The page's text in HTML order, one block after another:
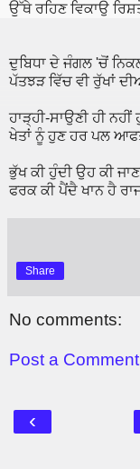
ਉੱਥੇ ਰਹਿਣ ਵਿਕਾਉ
ਦੁਬਿਧਾ ਦੇ ਜੰਗਲ 'ਚੋਂ
ਪੱਤਝੜ ਵਿੱਚ ਵੀ ਰੁੱਖਾਂ
ਹਾੜ੍ਹੀ-ਸਾਉਣੀ ਹੀ
ਖੇਤਾਂ ਨੂੰ ਹੁਣ ਹਰ ਪਲ
ਭੁੱਖ ਕੀ ਹੁੰਦੀ ਉਹ ਕੀ
ਫਰਕ ਕੀ ਪੈਂਦੈ ਖਾਨ ਹੈ
Share
No comments:
Post a Comment
‹